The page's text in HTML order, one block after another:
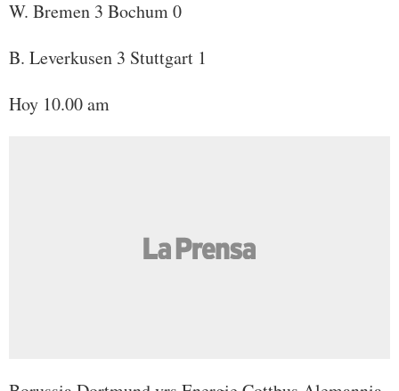
W. Bremen 3 Bochum 0
B. Leverkusen 3 Stuttgart 1
Hoy 10.00 am